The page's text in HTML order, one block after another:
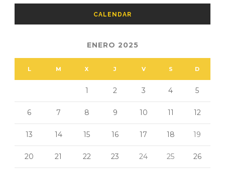
CALENDAR
ENERO 2025
L M X J V S D
1 2 3 4 5
6 7 8 9 10 11 12
13 14 15 16 17 18 19
20 21 22 23 24 25 26